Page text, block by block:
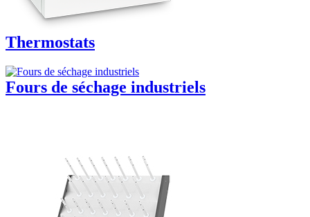
Thermostats
Fours de séchage industriels